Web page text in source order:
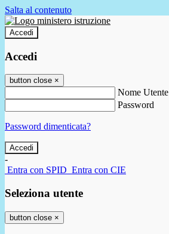
Salta al contenuto
Accedi
Accedi
button close ×
Nome Utente
Password
Password dimenticata?
-
Entra con SPID Entra con CIE
Seleziona utente
button close ×